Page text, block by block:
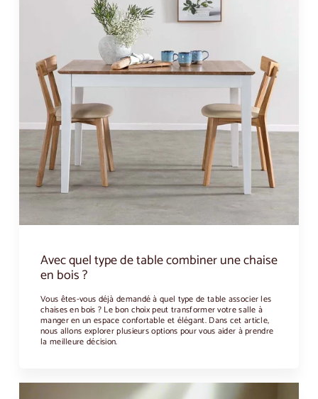
Avec quel type de table combiner une chaise
en bois ?
Vous êtes-vous déjà demandé à quel type de table associer les
chaises en bois ? Le bon choix peut transformer votre salle à
manger en un espace confortable et élégant. Dans cet article,
nous allons explorer plusieurs options pour vous aider à prendre
la meilleure décision.